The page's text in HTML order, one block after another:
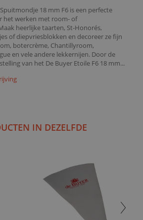
Spuitmondje 18 mm F6 is een perfecte
het werken met room- of
heerlijke taarten, St-Honorés,
of diepvriesblokken en decoreer ze fijn
botercrème, Chantillyroom,
en vele andere lekkernijen. Door de
van het De Buyer Etoile F6 18 mm...
IN DEZELFDE